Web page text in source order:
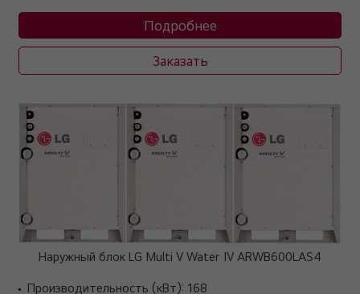
Подробнее
Заказать
Наружный блок LG Multi V Water IV ARWB600LAS4
Производительность (кВт): 168